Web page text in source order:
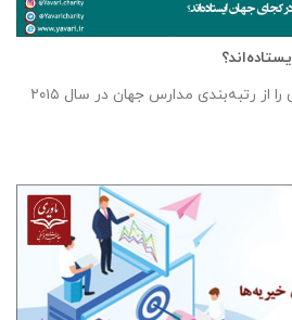
چندی پیش بی بی سی آماری را از رتبه‌بندی مدارس جهان در سال ۲۰۱۵